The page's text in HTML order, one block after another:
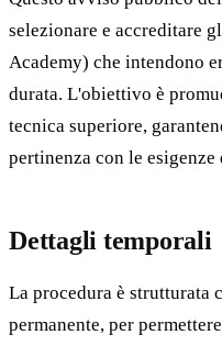
selezionare e accreditare
Academy) che intendono
durata. L'obiettivo è
tecnica superiore,
pertinenza con le
Dettagli temporali
La procedura è strutturata
permanente, per